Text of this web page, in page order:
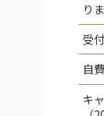
り
受
自
キ